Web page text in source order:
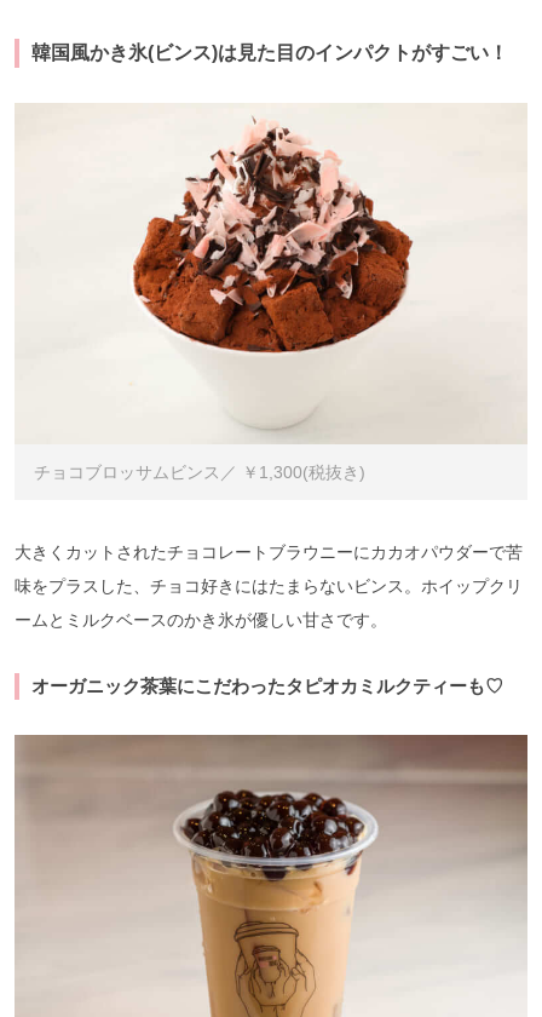
韓国風かき氷(ビンス)は見た目のインパクトがすごい！
チョコブロッサムビンス／ ￥1,300(税抜き)
大きくカットされたチョコレートブラウニーにカカオパウダーで苦
味をプラスした、チョコ好きにはたまらないビンス。ホイップクリ
ームとミルクベースのかき氷が優しい甘さです。
オーガニック茶葉にこだわったタピオカミルクティーも♡